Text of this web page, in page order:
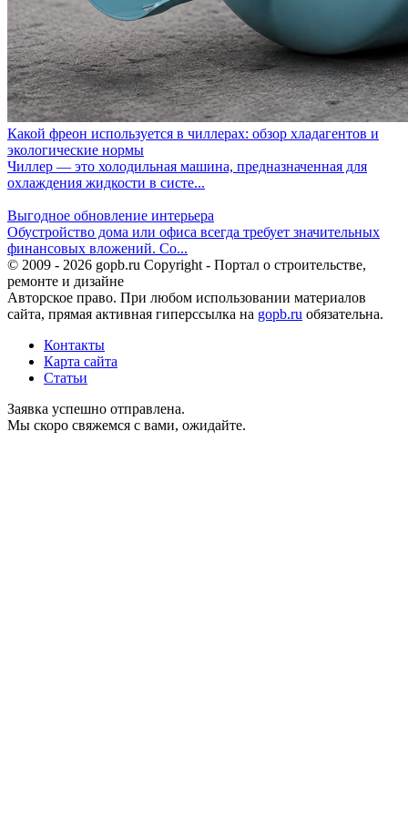
Какой фреон используется в чиллерах: обзор хладагентов и
экологические нормы
Чиллер — это холодильная машина, предназначенная для
охлаждения жидкости в систе...
Выгодное обновление интерьера
Обустройство дома или офиса всегда требует значительных
финансовых вложений. Со...
© 2009 - 2026 gopb.ru Copyright - Портал о строительстве,
ремонте и дизайне
Авторское право. При любом использовании материалов
сайта, прямая активная гиперссылка на gopb.ru обязательна.
Контакты
Карта сайта
Статьи
Заявка успешно отправлена.
Мы скоро свяжемся с вами, ожидайте.